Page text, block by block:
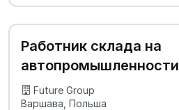
Работник склада на
автопромышленности
Future Group
Варшава, Польша